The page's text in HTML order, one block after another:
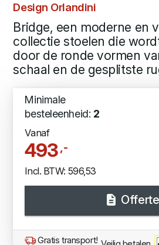
Design Orlandini
Bridge, een moderne en
collectie stoelen die
door de ronde vormen
schaal en de gesplitste
Minimale
besteleenheid: 2
Vanaf
493,-
Incl. BTW: 596,53
Offerte
Gratis transport!